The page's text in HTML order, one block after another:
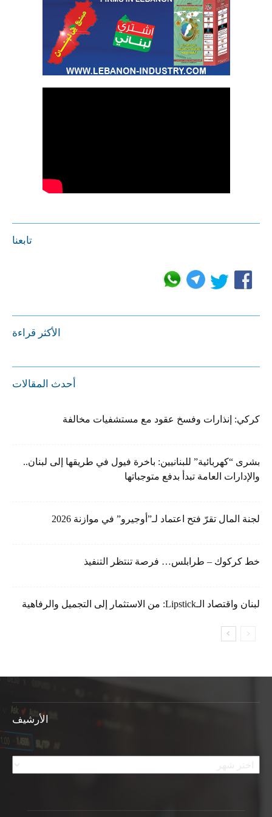
تابعنا
الأكثر قراءة
أحدث المقالات
كركي: إنذارات وفسخ عقود مع مستشفيات مخالفة
بشرى “كهربائية” للبنانيين: باخرة فيول في طريقها إلى لبنان..
والإدارات العامة تبدأ بدفع متوجباتها
لجنة المال تقرّ فتح اعتماد لـ”أوجيرو” في موازنة 2026
خط كركوك – طرابلس… فرصة تنتظر التنفيذ
لبنان واقتصاد الـLipstick: من الاستثمار إلى التجميل والرفاهية
الأرشيف
الأرشيف